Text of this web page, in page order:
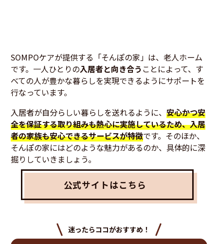
SOMPOケアが提供する「そんぽの家」は、老人ホーム
です。一人ひとりの入居者と向き合う ことによって、す
べての人が豊かな暮らしを実現できるようにサポートを
行なっています。
入居者が自分らしい暮らしを送れるように、安心かつ安
全を保証する取り組みも熱心に実施しているため、入居
者の家族も安心できるサービスが特徴です。そのほか、
そんぽの家にはどのような魅力があるのか、具体的に深
掘りしていきましょう。
公式サイトはこちら
迷ったらココがおすすめ！